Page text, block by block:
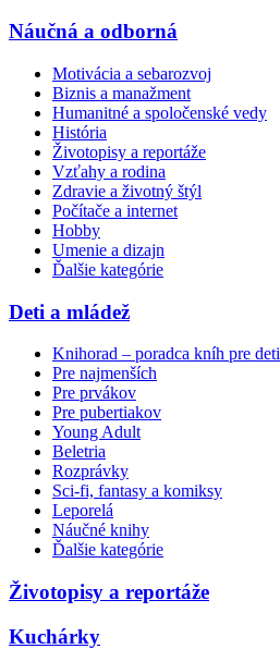
Náučná a odborná
Motivácia a sebarozvoj
Biznis a manažment
Humanitné a spoločenské vedy
História
Životopisy a reportáže
Vzťahy a rodina
Zdravie a životný štýl
Počítače a internet
Hobby
Umenie a dizajn
Ďalšie kategórie
Deti a mládež
Knihorad – poradca kníh pre deti
Pre najmenších
Pre prvákov
Pre pubertiakov
Young Adult
Beletria
Rozprávky
Sci-fi, fantasy a komiksy
Leporelá
Náučné knihy
Ďalšie kategórie
Životopisy a reportáže
Kuchárky